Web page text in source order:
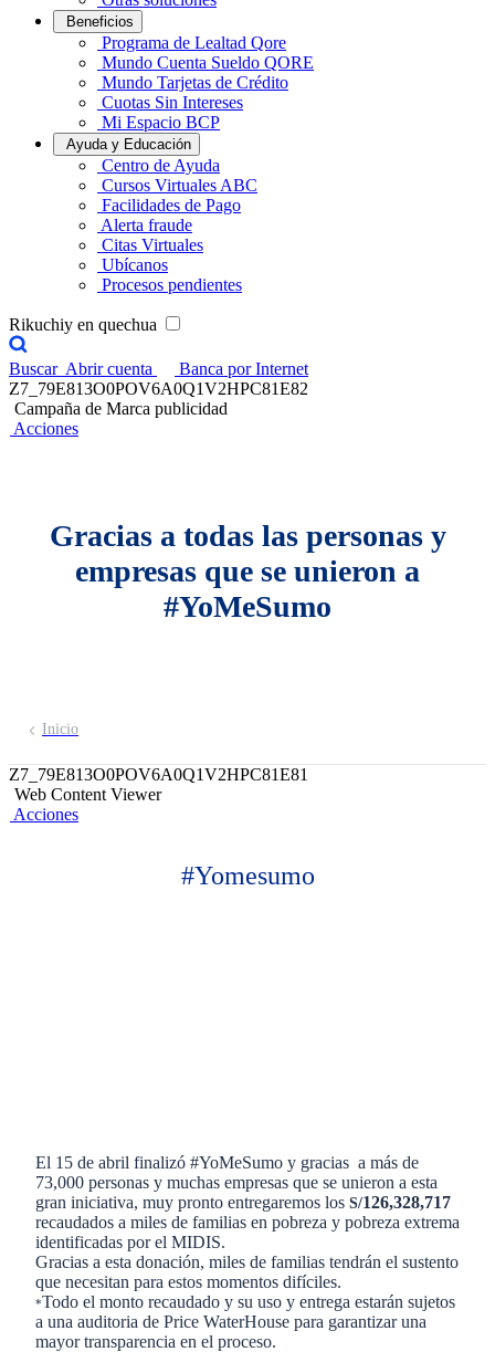
Beneficios
Programa de Lealtad Qore
Mundo Cuenta Sueldo QORE
Mundo Tarjetas de Crédito
Cuotas Sin Intereses
Mi Espacio BCP
Ayuda y Educación
Centro de Ayuda
Cursos Virtuales ABC
Facilidades de Pago
Alerta fraude
Citas Virtuales
Ubícanos
Procesos pendientes
Rikuchiy en quechua
Buscar Abrir cuenta
Banca por Internet
Z7_79E813O0POV6A0Q1V2HPC81E82
Campaña de Marca publicidad
Acciones
Gracias a todas las personas y
empresas que se unieron a
#YoMeSumo
Inicio
Z7_79E813O0POV6A0Q1V2HPC81E81
Web Content Viewer
Acciones
El 15 de abril finalizó #YoMeSumo y gracias a más de
73,000 personas y muchas empresas que se unieron a esta
gran iniciativa, muy pronto entregaremos los S/126,328,717
recaudados a miles de familias en pobreza y pobreza extrema
identificadas por el MIDIS.
Gracias a esta donación, miles de familias tendrán el sustento
que necesitan para estos momentos difíciles.
*Todo el monto recaudado y su uso y entrega estarán sujetos
a una auditoria de Price WaterHouse para garantizar una
mayor transparencia en el proceso.
#Yomesumo